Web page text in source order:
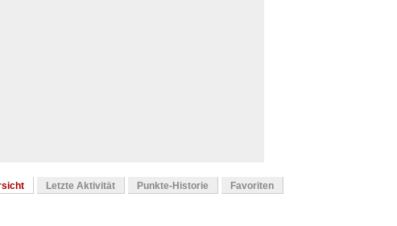
Letzte Aktivität Punkte-Historie Favoriten